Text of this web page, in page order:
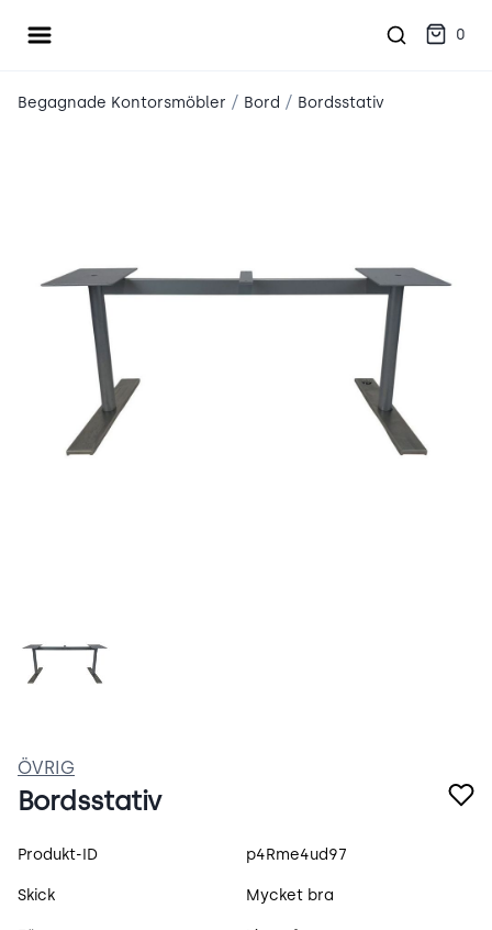
Öppna meny 0
Begagnade Kontorsmöbler / Bord / Bordsstativ
ÖVRIG
Bordsstativ
Produktspecifikation
Produkt-ID p4Rme4ud97
Skick Mycket bra